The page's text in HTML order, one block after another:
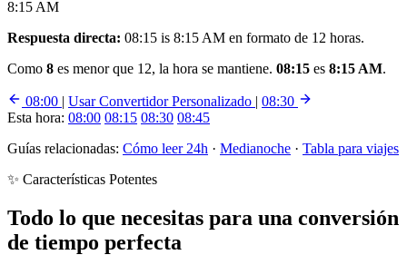
8:15 AM
Respuesta directa: 08:15 is 8:15 AM en formato de 12 horas.
Como 8 es menor que 12, la hora se mantiene. 08:15 es 8:15 AM.
08:00 | Usar Convertidor Personalizado | 08:30
Esta hora: 08:00 08:15 08:30 08:45
Guías relacionadas: Cómo leer 24h · Medianoche · Tabla para viajes
✨ Características Potentes
Todo lo que necesitas para una conversión
de tiempo perfecta